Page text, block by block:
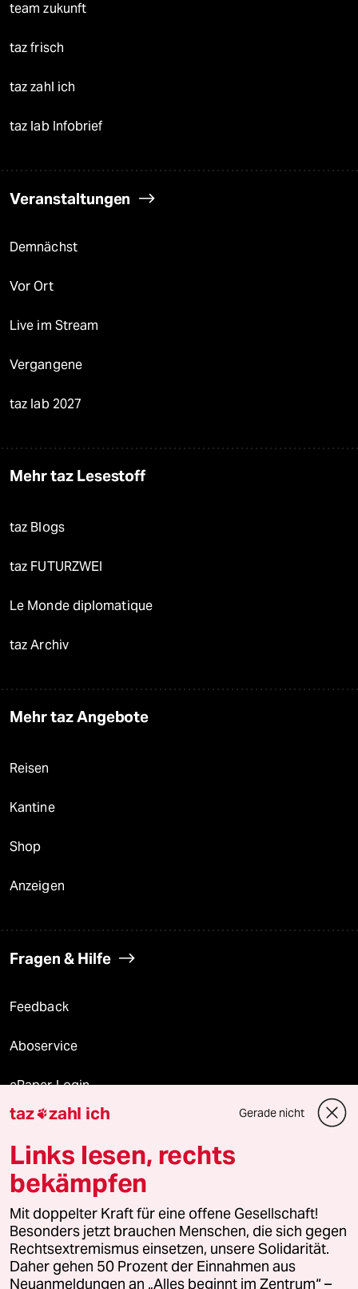
team zukunft
taz frisch
taz zahl ich
taz lab Infobrief
Veranstaltungen
Demnächst
Vor Ort
Live im Stream
Vergangene
taz lab 2027
Mehr taz Lesestoff
taz Blogs
taz FUTURZWEI
Le Monde diplomatique
taz Archiv
Mehr taz Angebote
Reisen
Kantine
Shop
Anzeigen
Fragen & Hilfe
Feedback
Aboservice
ePaper Login
Downloads für Abonnierende
© 2026 taz Verlags und Vertriebs GmbH
Alle Rechte vorbehalten. Bei rechtlichen Fragen oder für Genehmigungen
wenden Sie sich bitte an
lizenzen@taz.de
Feedback Redaktionsstatut Kommune-Richtlinien
taz zahl ich Gerade nicht
Links lesen, rechts
bekämpfen
Mit doppelter Kraft für eine offene Gesellschaft!
Besonders jetzt brauchen Menschen, die sich gegen
Rechtsextremismus einsetzen, unsere Solidarität.
Daher gehen 50 Prozent der Einnahmen aus
Neuanmeldungen an „Alles beginnt im Zentrum“ –